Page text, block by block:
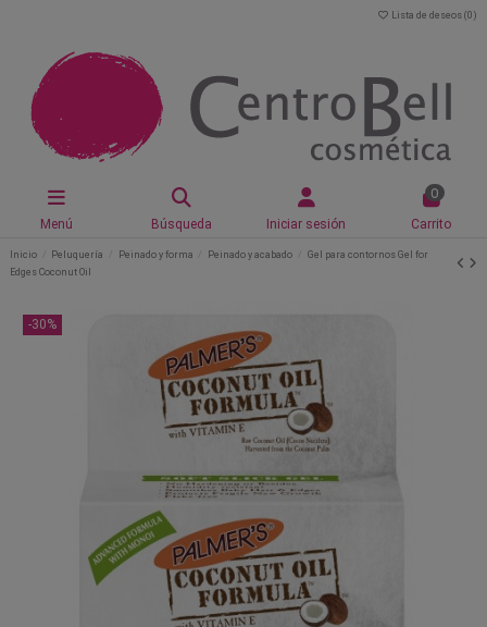
Lista de deseos (0 )
Menú Búsqueda Iniciar sesión
0
Carrito
Inicio Peluquería Peinado y forma Peinado y acabado
Gel para contornos Gel for
Edges Coconut Oil
-30%